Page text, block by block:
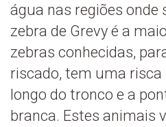
água nas regiões onde
zebra de Grevy é a
zebras conhecidas,
riscado, tem uma
longo do tronco e a
branca. Estes animais